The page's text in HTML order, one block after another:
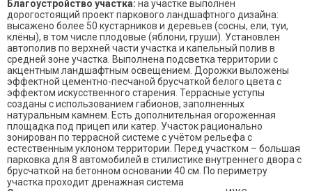
Благоустройство участка: на участке выполнен
дорогостоящий проект паркового ландшафтного дизайна:
высажено более 50 кустарников и деревьев (сосны, ели, туи,
клёны), в том числе плодовые (яблони, груши). Установлен
автополив по верхней части участка и капельный полив в
средней зоне участка. Выполнена подсветка территории с
акцентным ландшафтным освещением. Дорожки выложены
эффектной цементно-песчаной брусчаткой белого цвета с
эффектом искусственного старения. Террасные уступы
созданы с использованием габионов, заполненных
натуральным камнем. Есть дополнительная огороженная
площадка под прицеп или катер. Участок рационально
зонирован по террасной системе с учётом рельефа с
естественным уклоном территории. Перед участком – большая
парковка для 8 автомобилей в стилистике внутреннего двора с
брусчаткой на бетонном основании 40 см. По периметру
участка проходит дренажная система